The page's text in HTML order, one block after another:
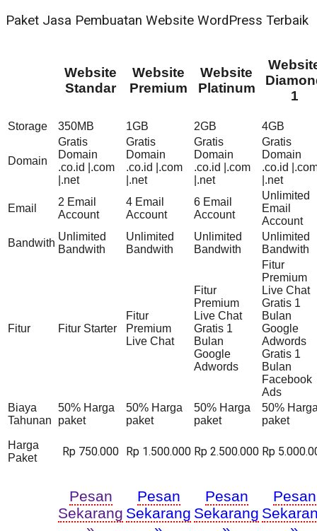
Paket Jasa Pembuatan Website WordPress Terbaik
Website
Standar
Website
Premium
Website
Platinum
1
Storage 350MB 1GB 2GB 4GB
Domain
Gratis
Domain
.co.id |.com
|.net
Gratis
Domain
.co.id |.com
|.net
Gratis
Domain
.co.id |.com
|.net
Gratis
Domain
.co.id
|.net
Email
2 Email
Account
4 Email
Account
6 Email
Account
Unlimited
Email
Account
Bandwith
Unlimited
Bandwith
Unlimited
Bandwith
Unlimited
Bandwith
Unlimited
Bandwith
Fitur Fitur Starter
Fitur
Premium
Live Chat
Fitur
Premium
Live Chat
Gratis 1
Bulan
Google
Adwords
Fitur
Premium
Live Chat
Gratis 1
Bulan
Google
Adwords
Gratis 1
Bulan
Facebook
Ads
Biaya
Tahunan
50% Harga
paket
50% Harga
paket
50% Harga
paket
50%
paket
Harga
Paket
Rp 750.000 Rp 1.500.000 Rp 2.500.000 Rp
Pesan
Sekarang
Pesan
Sekarang
Pesan
Sekarang
Pesan